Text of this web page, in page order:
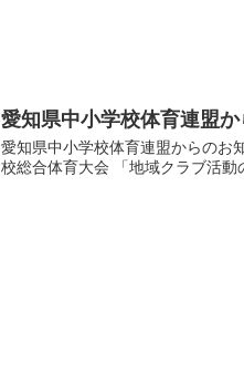
愛知県中小学校体育連盟
愛知県中小学校体育連盟からのお
校総合体育大会 「地域クラブ活